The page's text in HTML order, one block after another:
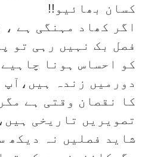
کسان بھائیو!!
اگر کھاد مہنگی ہے ،
فصل بک نہیں رہی تو
کو احساس ہونا
دورمیں زندہ ہیں،آپ
کا نقصان وقتی ہے
تصویریں تاریخی
شاید فصلیں نہ دیکھ